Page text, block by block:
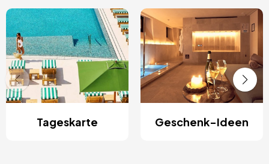
Tageskarte Geschenk-Ideen